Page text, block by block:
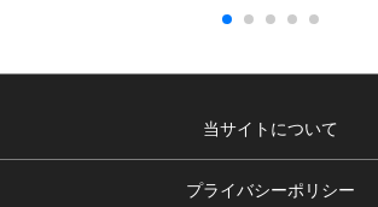
当サイトについて
プライバシーポリシー